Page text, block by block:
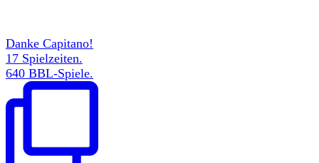
Danke Capitano!
17 Spielzeiten.
640 BBL-Spiele.